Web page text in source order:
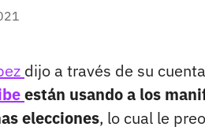
dijo a través de su
están usando a los
elecciones, lo cual le